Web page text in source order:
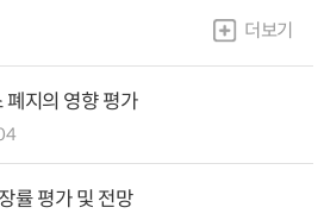
더보기
폐지의 영향 평가
률 평가 및 전망